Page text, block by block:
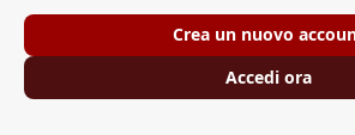
Crea un nuovo
Accedi ora